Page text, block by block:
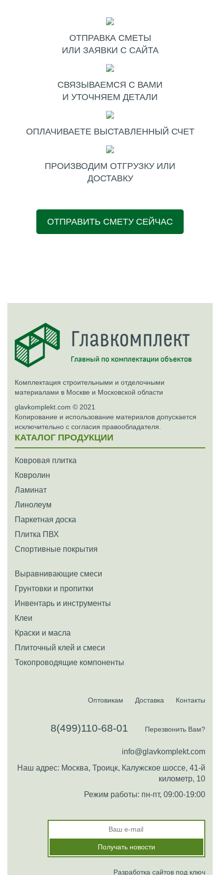
ОТПРАВКА СМЕТЫ
ИЛИ ЗАЯВКИ С САЙТА
СВЯЗЫВАЕМСЯ С ВАМИ
И УТОЧНЯЕМ ДЕТАЛИ
ОПЛАЧИВАЕТЕ ВЫСТАВЛЕННЫЙ СЧЕТ
ПРОИЗВОДИМ ОТГРУЗКУ ИЛИ
ДОСТАВКУ
ОТПРАВИТЬ СМЕТУ СЕЙЧАС
Комплектация строительными и отделочными
материалами в Москве и Московской области
glavkomplekt.com © 2021
Копирование и использование материалов допускается
исключительно с согласия правообладателя.
КАТАЛОГ ПРОДУКЦИИ
Ковровая плитка
Ковролин
Ламинат
Линолеум
Паркетная доска
Плитка ПВХ
Спортивные покрытия
Выравнивающие смеси
Грунтовки и пропитки
Инвентарь и инструменты
Клеи
Краски и масла
Плиточный клей и смеси
Токопроводящие компоненты
Оптовикам Доставка Контакты
8(499)110-68-01 Перезвонить Вам?
info@glavkomplekt.com
Наш адрес: Москва, Троицк, Калужское шоссе, 41-й
километр, 10
Режим работы: пн-пт, 09:00-19:00
Разработка сайтов под ключ